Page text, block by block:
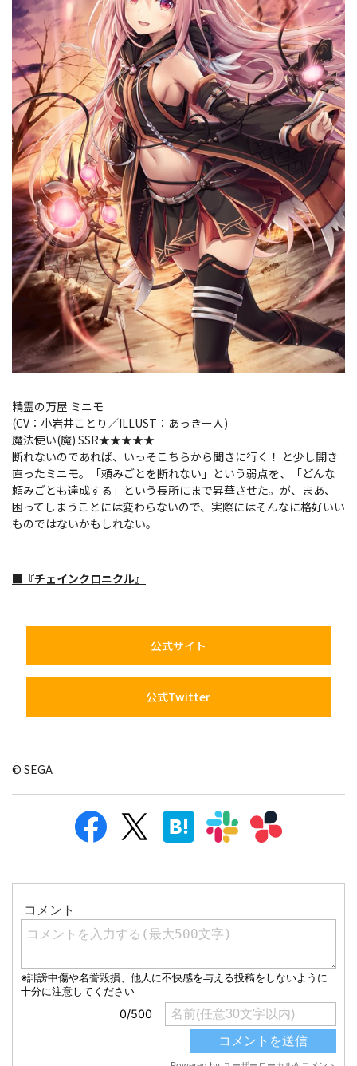
精霊の万屋 ミニモ
(CV：小岩井ことり／ILLUST：あっきー人)
魔法使い(魔) SSR★★★★★
断れないのであれば、いっそこちらから聞きに行く！ と少し開き
直ったミニモ。「頼みごとを断れない」という弱点を、「どんな
頼みごとも達成する」という長所にまで昇華させた。が、まあ、
困ってしまうことには変わらないので、実際にはそんなに格好いい
ものではないかもしれない。
■『チェインクロニクル』
公式サイト
公式Twitter
© SEGA